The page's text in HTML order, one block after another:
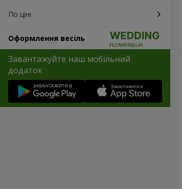
По ціні
Оформлення весіль
Завантажуйте наш мобільний
додаток